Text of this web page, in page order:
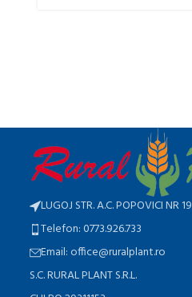
LUGOJ STR. A.C. POPOVICI NR 19
Telefon: 0773.926.733
Email: office@ruralplant.ro
S.C. RURAL PLANT S.R.L.